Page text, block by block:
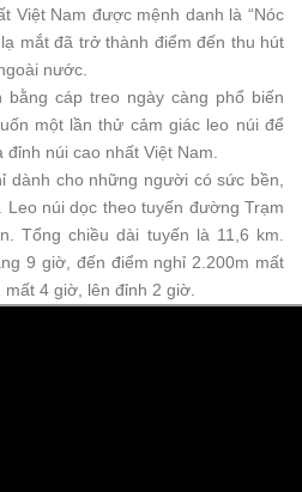
Việt Nam được mệnh danh là “Nóc
mắt đã trở thành điểm đến thu hút
nước.
bằng cáp treo ngày càng phổ biến
một lần thử cảm giác leo núi để
núi cao nhất Việt Nam.
dành cho những người có sức bền,
núi dọc theo tuyến đường Trạm
Tổng chiều dài tuyến là 11,6 km.
9 giờ, đến điểm nghỉ 2.200m mất
4 giờ, lên đỉnh 2 giờ.